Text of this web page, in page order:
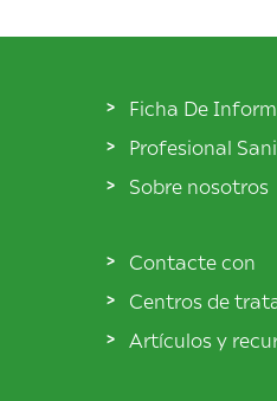
Ficha De
Profesional
Sobre nosotros
Contacte con
Centros de
Artículos y